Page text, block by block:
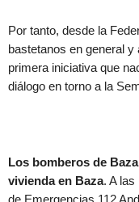
Por tanto, desde la
bastetanos en general
primera iniciativa que
diálogo en torno a la
Los bomberos de
vivienda en Baza. A las
de Emergencias 112